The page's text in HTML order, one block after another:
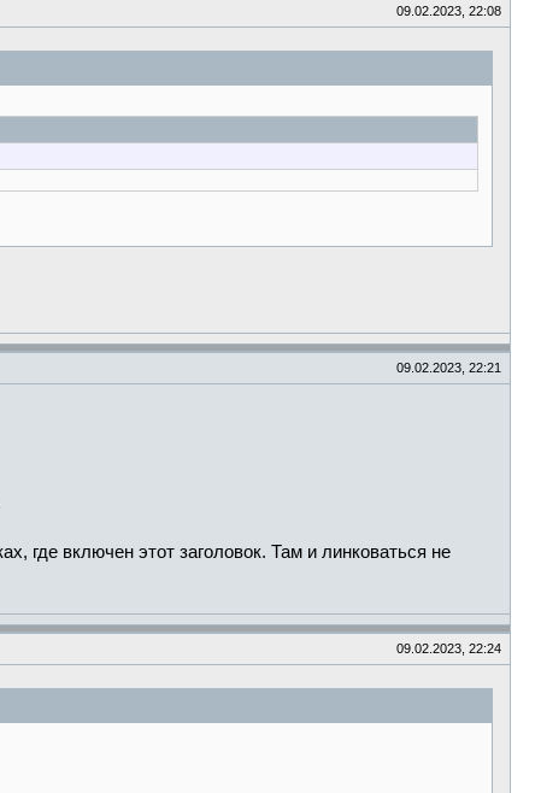
09.02.2023, 22:08
09.02.2023, 22:21
где включен этот заголовок. Там и линковаться не
09.02.2023, 22:24